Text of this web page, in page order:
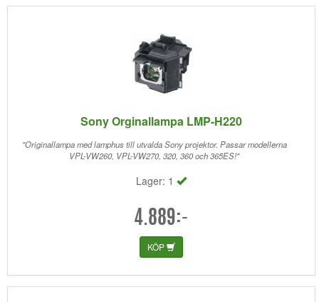
Sony Orginallampa LMP-H220
"Originallampa med lamphus till utvalda Sony projektor. Passar modellerna
VPL-VW260, VPL-VW270, 320, 360 och 365ES!"
Lager: 1
4.889:-
KÖP